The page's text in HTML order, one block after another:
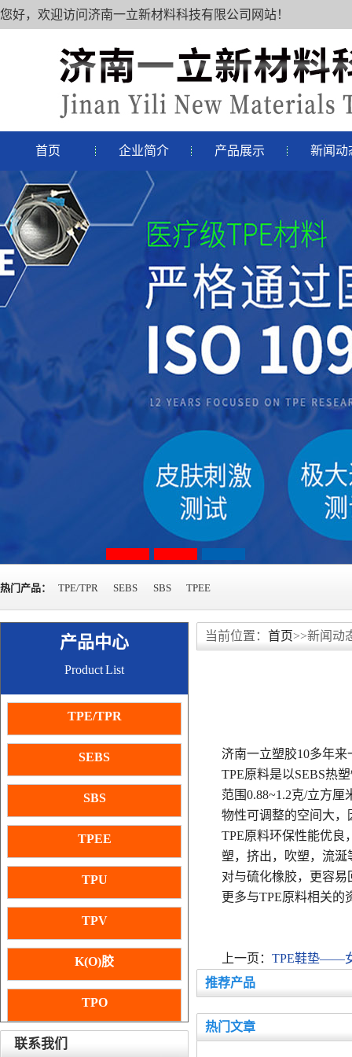
您好，欢迎访问济南一立新材料科技有限公司网站！
首页 企业简介 产品展示 新闻动
热门产品： TPE/TPR SEBS SBS TPEE
产品中心
Product List
TPE/TPR
SEBS
SBS
TPEE
TPU
TPV
K(O)胶
TPO
联系我们
当前位置： 首页>>新闻动
济南一立塑胶10多年
TPE原料是以SEBS热
范围0.88~1.2克/立方
物性可调整的空间大，
TPE原料环保性能优良
塑，挤出，吹塑，流
对与硫化橡胶，更容
更多与TPE原料相关的
上一页： TPE鞋垫——
推荐产品
热门文章